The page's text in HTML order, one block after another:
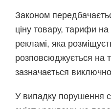
Законом
ціну товару, тарифи
рекламі, яка
розповсюджується на
зазначається
У випадку порушення